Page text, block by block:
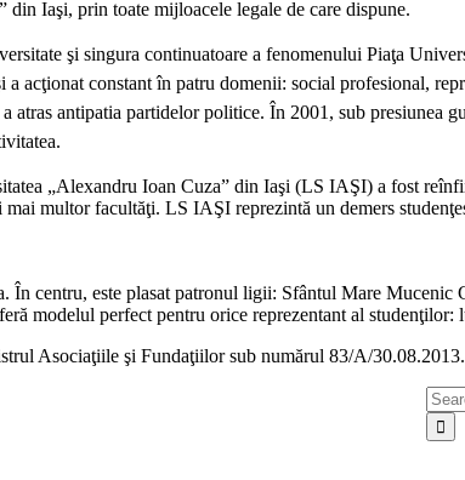
Iaşi, prin toate mijloacele legale de care dispune.
şi singura continuatoare a fenomenului Piaţa
acţionat constant în patru domenii: social profesional,
antipatia partidelor politice. În 2001, sub presiunea
„Alexandru Ioan Cuza” din Iaşi (LS IAŞI) a fost
multor facultăţi. LS IAŞI reprezintă un demers
centru, este plasat patronul ligii: Sfântul Mare Mucenic
modelul perfect pentru orice reprezentant al studenţilor:
Asociaţiile şi Fundaţiilor sub numărul 83/A/30.08.2013.